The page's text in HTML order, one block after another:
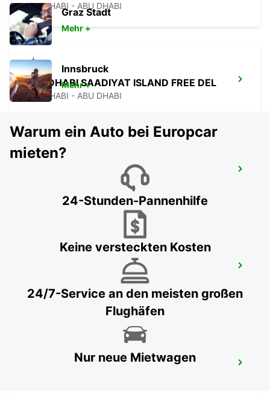
ABU DHABI - ABU DHABI
ABU DHABI SAADIYAT ISLAND FREE DEL
ABU DHABI - ABU DHABI
INSEL NYU-SAADIYAT
ABU DHABI - ABU DHABI
CHAUFFEUR SERVICE BOOKING ABU
ABU DHABI - ABU DHABI
Graz Stadt
Mehr +
Innsbruck
Mehr +
Warum ein Auto bei Europcar
mieten?
24-Stunden-Pannenhilfe
Keine versteckten Kosten
24/7-Service an den meisten großen
Flughäfen
Nur neue Mietwagen